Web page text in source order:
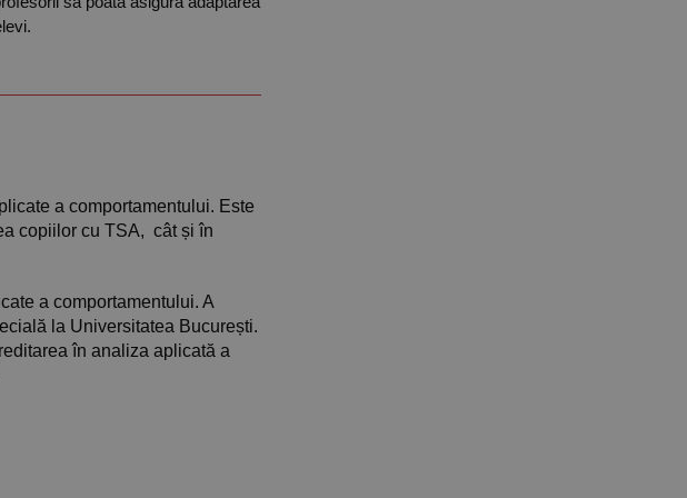
a comportamentului. Este
copiilor cu TSA, cât și în
a comportamentului. A
la Universitatea București.
în analiza aplicată a